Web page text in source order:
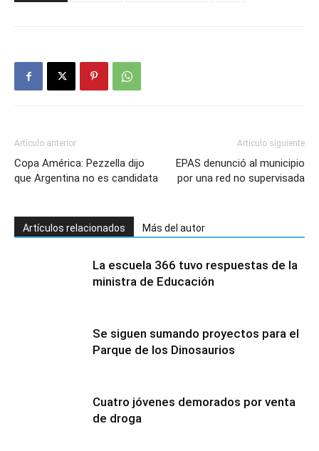
Artículo anterior
Copa América: Pezzella dijo
que Argentina no es candidata
Artículo siguiente
EPAS denunció al municipio
por una red no supervisada
Artículos relacionados Más del autor
La escuela 366 tuvo respuestas de la
ministra de Educación
Se siguen sumando proyectos para el
Parque de los Dinosaurios
Cuatro jóvenes demorados por venta
de droga